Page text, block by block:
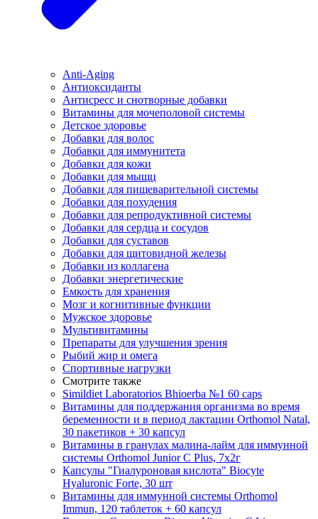
Anti-Aging
Антиоксиданты
Антисресс и снотворные добавки
Витамины для мочеполовой системы
Детское здоровье
Добавки для волос
Добавки для иммунитета
Добавки для кожи
Добавки для мыщц
Добавки для пищеварительной системы
Добавки для похудения
Добавки для репродуктивной системы
Добавки для сердца и сосудов
Добавки для суставов
Добавки для щитовидной железы
Добавки из коллагена
Добавки энергетические
Емкость для хранения
Мозг и когнитивные функции
Мужское здоровье
Мультивитамины
Препараты для улучшения зрения
Рыбий жир и омега
Спортивные нагрузки
Смотрите также
Simildiet Laboratorios Bhioerba №1 60 caps
Витамины для поддержания организма во время
беременности и в период лактации Orthomol Natal,
30 пакетиков + 30 капсул
Витамины в гранулах малина-лайм для иммунной
системы Orthomol Junior C Plus, 7х2г
Капсулы "Гиалуроновая кислота" Biocyte
Hyaluronic Forte, 30 шт
Витамины для иммунной системы Orthomol
Immun, 120 таблеток + 60 капсул